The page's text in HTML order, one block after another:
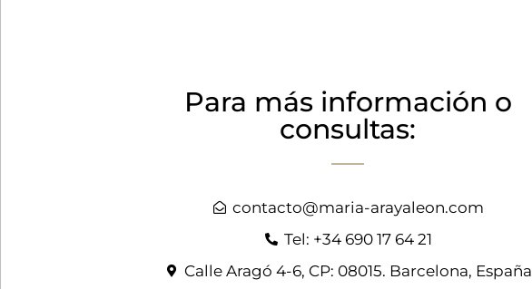
Para más información o
consultas:
contacto@maria-arayaleon.com
Tel: +34 690 17 64 21
Calle Aragó 4-6, CP: 08015. Barcelona, España